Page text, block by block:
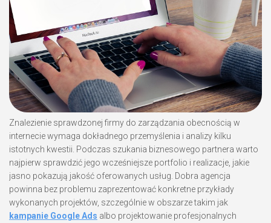
Znalezienie sprawdzonej firmy do zarządzania obecnością w
internecie wymaga dokładnego przemyślenia i analizy kilku
istotnych kwestii. Podczas szukania biznesowego partnera warto
najpierw sprawdzić jego wcześniejsze portfolio i realizacje, jakie
jasno pokazują jakość oferowanych usług. Dobra agencja
powinna bez problemu zaprezentować konkretne przykłady
wykonanych projektów, szczególnie w obszarze takim jak
kampanie Google Ads albo projektowanie profesjonalnych